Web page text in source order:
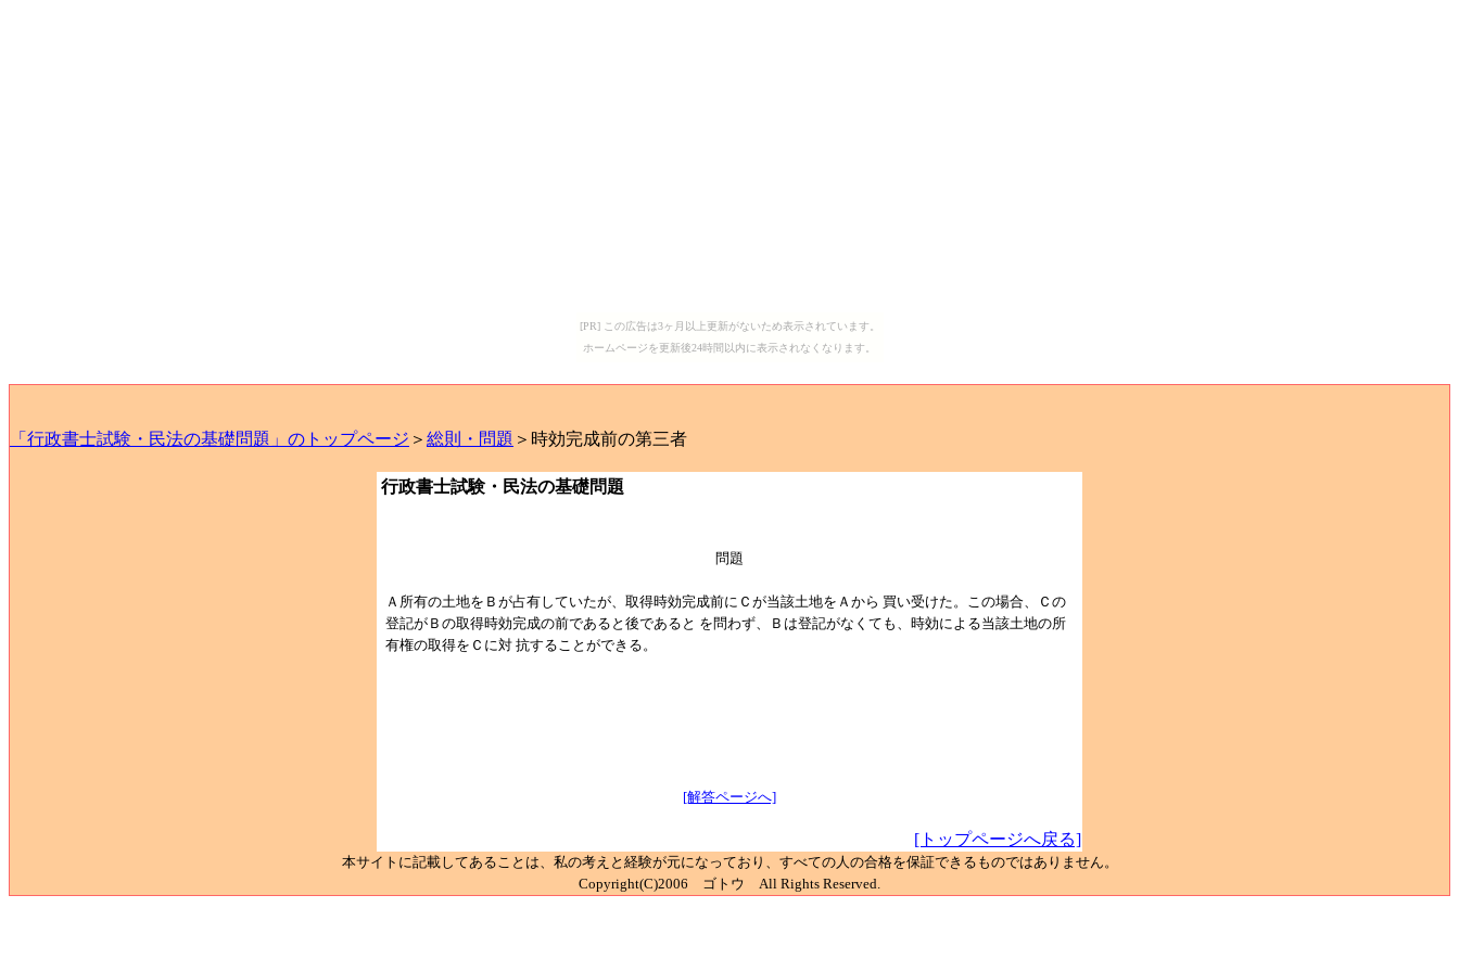
[PR] この広告は3ヶ月以上更新がないため表示されています。
ホームページを更新後24時間以内に表示されなくなります。
「行政書士試験・民法の基礎問題」のトップページ ＞ 総則・問題 ＞時効完成前の第三者
行政書士試験・民法の基礎問題
問題
Ａ所有の土地をＢが占有していたが、取得時効完成前にＣが当該土地をＡから 買い受けた。この場合、Ｃの
登記がＢの取得時効完成の前であると後であると を問わず、Ｂは登記がなくても、時効による当該土地の所
有権の取得をＣに対 抗することができる。
[解答ページへ]
[トップページへ戻る]
本サイトに記載してあることは、私の考えと経験が元になっており、すべての人の合格を保証できるものではありません。
Copyright(C)2006 ゴトウ All Rights Reserved.